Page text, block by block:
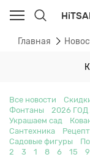
Главная
Все новости
Фонтаны
2026
Украшаем сад
Сантехника
Садовые фигуры
2
3 1 8 6 15 9